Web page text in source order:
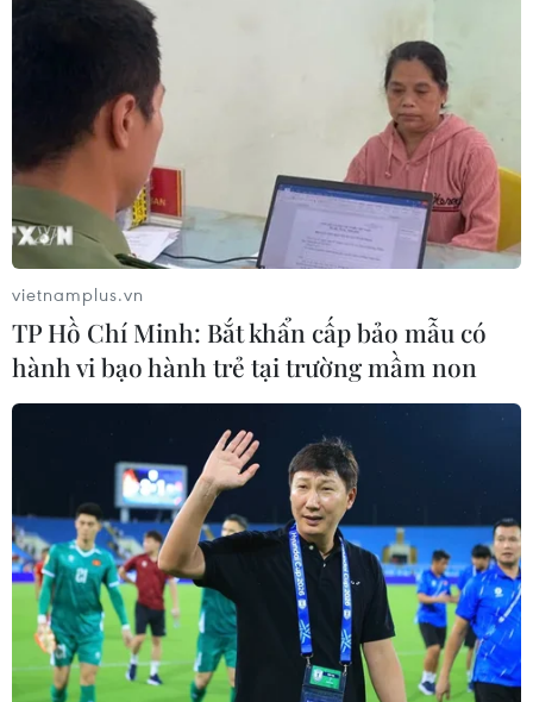
Thổ Nhĩ Kỳ cho phép Đại sứ quán Đức
thăm nhà báo Deniz Yucel
03/04/2017 11:22
Bộ Ngoại giao Thổ Nhĩ Kỳ đã gửi công hàm đến Bộ
Ngoại giao Đức cho phép đại diện Đại sứ quán Đức tại
Ankara thăm lãnh sự nhà báo Deniz Yucel.
vietnamplus.vn
TP Hồ Chí Minh: Bắt khẩn cấp bảo mẫu có
hành vi bạo hành trẻ tại trường mầm non